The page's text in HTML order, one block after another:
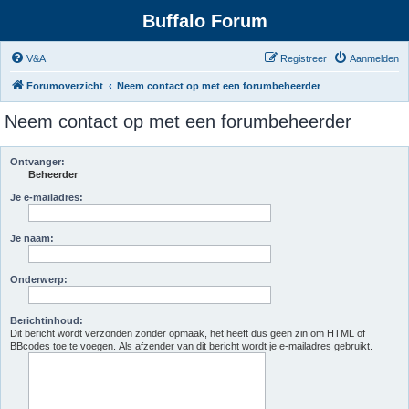
Buffalo Forum
V&A Aanmelden
Registreer
Forumoverzicht Neem contact op met een forumbeheerder
Neem contact op met een forumbeheerder
Ontvanger:
Beheerder
Je e-mailadres:
Je naam:
Onderwerp:
Berichtinhoud:
Dit bericht wordt verzonden zonder opmaak, het heeft dus geen zin om HTML of
BBcodes toe te voegen. Als afzender van dit bericht wordt je e-mailadres gebruikt.